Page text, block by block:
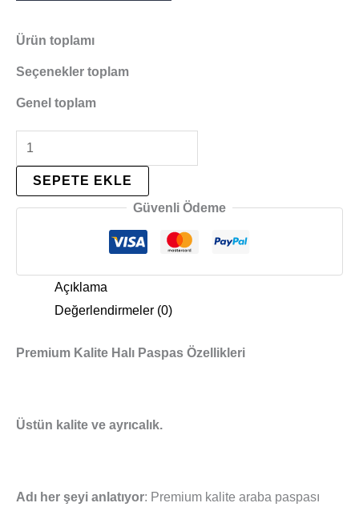
Ürün toplamı
Seçenekler toplam
Genel toplam
SEPETE EKLE
Güvenli Ödeme
Açıklama
Değerlendirmeler (0)
Premium Kalite Halı Paspas Özellikleri
Üstün kalite ve ayrıcalık.
Adı her şeyi anlatıyor: Premium kalite araba paspası